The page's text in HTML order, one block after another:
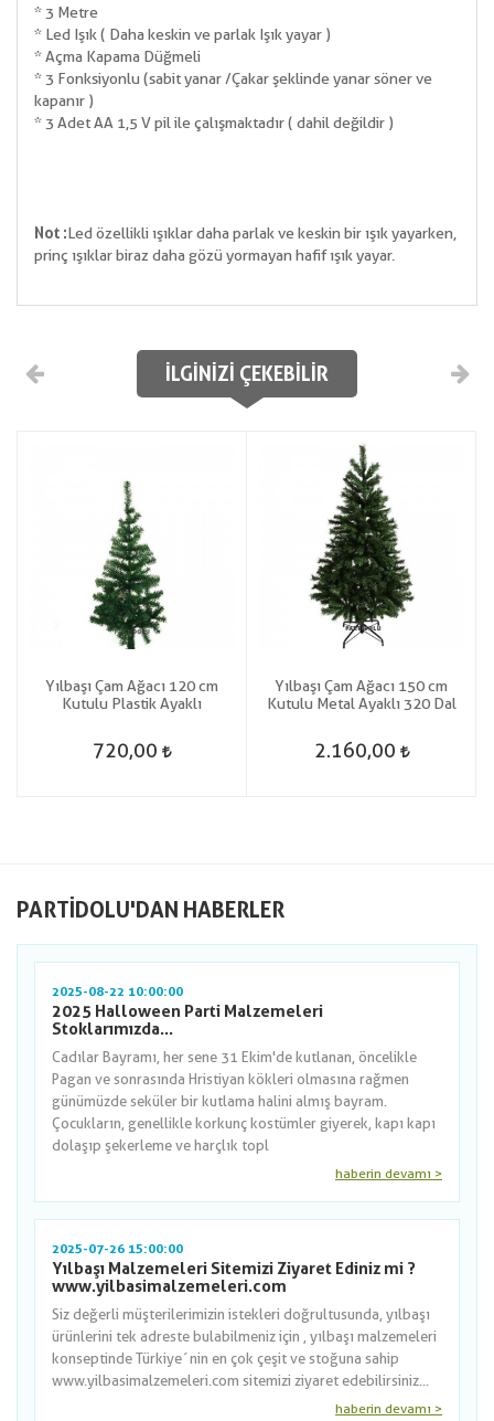
* 3 Metre
* Led Işık ( Daha keskin ve parlak Işık yayar )
* Açma Kapama Düğmeli
* 3 Fonksiyonlu (sabit yanar /Çakar şeklinde yanar söner ve
kapanır )
* 3 Adet AA 1,5 V pil ile çalışmaktadır ( dahil değildir )
Not :Led özellikli ışıklar daha parlak ve keskin bir ışık yayarken,
prinç ışıklar biraz daha gözü yormayan hafif ışık yayar.
İLGINIZI ÇEKEBILIR
Yılbaşı Çam Ağacı 120 cm
Kutulu Plastik Ayaklı
720,00
Yılbaşı Çam Ağacı 150 cm
Kutulu Metal Ayaklı 320 Dal
2.160,00
PARTIDOLU'DAN HABERLER
2025-08-22 10:00:00
2025 Halloween Parti Malzemeleri
Stoklarımızda...
Cadılar Bayramı, her sene 31 Ekim'de kutlanan, öncelikle
Pagan ve sonrasında Hristiyan kökleri olmasına rağmen
günümüzde seküler bir kutlama halini almış bayram.
Çocukların, genellikle korkunç kostümler giyerek, kapı kapı
dolaşıp şekerleme ve harçlık topl
haberin devamı >
2025-07-26 15:00:00
Yılbaşı Malzemeleri Sitemizi Ziyaret Ediniz mi ?
www.yilbasimalzemeleri.com
Siz değerli müşterilerimizin istekleri doğrultusunda, yılbaşı
ürünlerini tek adreste bulabilmeniz için , yılbaşı malzemeleri
konseptinde Türkiye´nin en çok çeşit ve stoğuna sahip
www.yilbasimalzemeleri.com sitemizi ziyaret edebilirsiniz...
haberin devamı >